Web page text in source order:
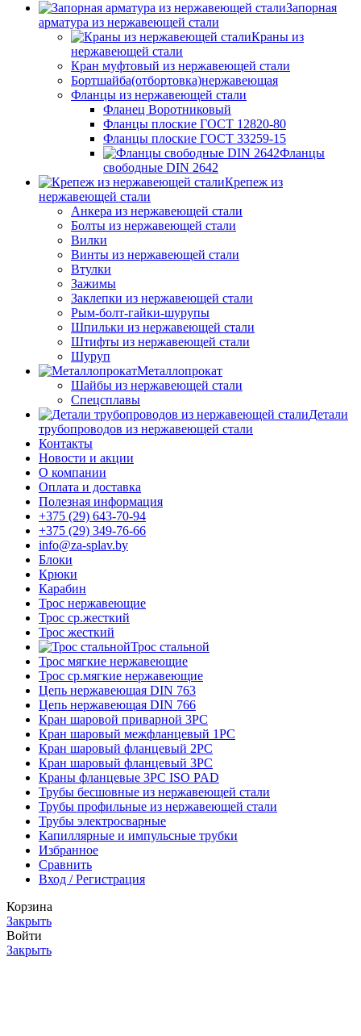
Запорная
арматура из нержавеющей стали
Краны из
нержавеющей стали
Кран муфтовый из нержавеющей стали
Бортшайба(отбортовка)нержавеющая
Фланцы из нержавеющей стали
Фланец Воротниковый
Фланцы плоские ГОСТ 12820-80
Фланцы плоские ГОСТ 33259-15
Фланцы
свободные DIN 2642
Крепеж из
нержавеющей стали
Анкера из нержавеющей стали
Болты из нержавеющей стали
Вилки
Винты из нержавеющей стали
Втулки
Зажимы
Заклепки из нержавеющей стали
Рым-болт-гайки-шурупы
Шпильки из нержавеющей стали
Штифты из нержавеющей стали
Шуруп
Металлопрокат
Шайбы из нержавеющей стали
Спецсплавы
Детали
трубопроводов из нержавеющей стали
Контакты
Новости и акции
О компании
Оплата и доставка
Полезная информация
+375 (29) 643-70-94
+375 (29) 349-76-66
info@za-splav.by
Блоки
Крюки
Карабин
Трос нержавеющие
Трос ср.жесткий
Трос жесткий
Трос стальной
Трос мягкие нержавеющие
Трос ср.мягкие нержавеющие
Цепь нержавеющая DIN 763
Цепь нержавеющая DIN 766
Кран шаровой приварной 3PC
Кран шаровый межфланцевый 1PC
Кран шаровый фланцевый 2PC
Кран шаровый фланцевый 3PC
Краны фланцевые 3PC ISO PAD
Трубы бесшовные из нержавеющей стали
Трубы профильные из нержавеющей стали
Трубы электросварные
Капиллярные и импульсные трубки
Избранное
Сравнить
Вход / Регистрация
Корзина
Закрыть
Войти
Закрыть